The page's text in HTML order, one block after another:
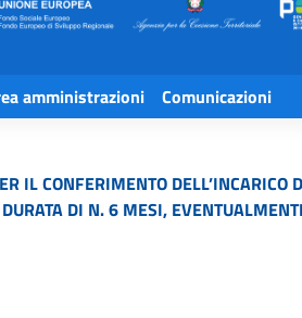
amministrazioni Comunicazioni
IL CONFERIMENTO
DI N. 6 MESI,